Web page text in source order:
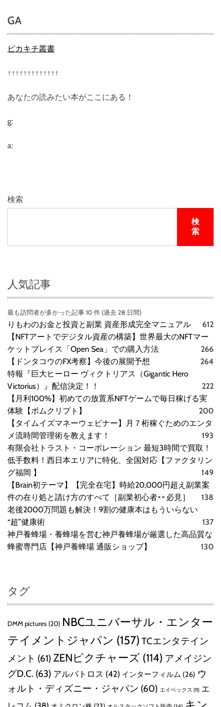
GA
ピカキチ叢書
↑↑↑↑↑↑↑↑↑↑↑↑↑
あなたの読みたい本がここにある！
g:
a:
検索
検
索
人気記事
最も訪問者が多かった記事 10 件 (過去 28 日間)
りもわのお金と投資と副業 資産形成完全マニュアル
612
【NFTアートでデジタル資産の構築】世界最大のNFTマー
ケットプレイス「Open Sea」での購入方法
266
【ドンタコウのFX考察】今後の展開予想
264
特報『巨大ヒーロー ヴィクトリアス（Gigantic Hero
Victorius）』配信決定！！
222
【月利100%】初めての放置系NFTゲームで毎日稼げる実
体験【ボムクリプト】
200
【タイムイズマネーウェビナー】月７桁稼ぐためのエンタ
メ流時間管理術を教えます！
193
有限会社トラスト・コーポレーション 最短3時間で買取！
低手数料！西日本エリアに特化、全国対応【ファクタリン
グ福岡 】
149
【Brain初テーマ】【完全在宅】時給20,000円超え副業案
件の在り処と請け方のすべて［副業初心者
必見］
138
老後2000万問題も解決！9割の健康本はもういらない
“超”健康術
137
神戸養蜂場・養蜂場を営む神戸養蜂場が厳選した高品質な
蜂蜜専門店【神戸養蜂場 通販ショップ】
130
タグ
DMM pictures (20) NBCユニバーサル・エンター
テイメントジャパン (157) TCエンタテイン
メント (61) ZENピクチャーズ (114) アメイジン
グD.C. (63) アルバトロス (42) インターフィルム (26) ウ
ォルト・ディズニー・ジャパン (60) エイベックス (11) エ